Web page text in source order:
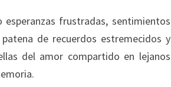
frustradas, sentimientos
de recuerdos estremecidos y
del amor compartido en lejanos